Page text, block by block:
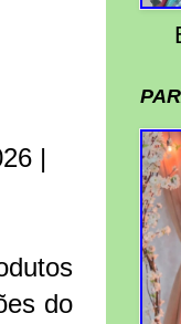
|
do